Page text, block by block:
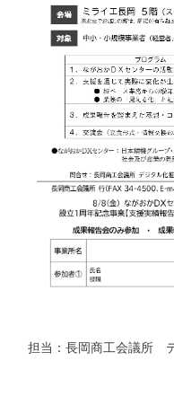
担当：長岡商工会議所